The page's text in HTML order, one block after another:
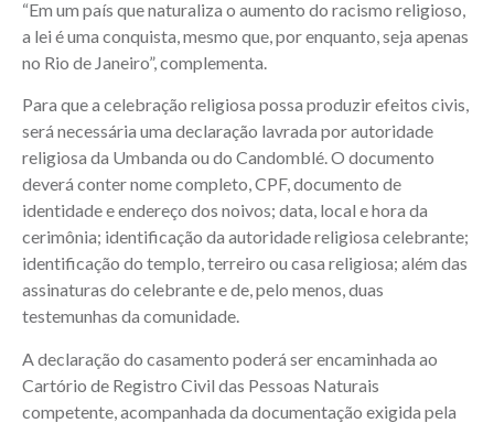
“Em um país que naturaliza o aumento do racismo religioso,
a lei é uma conquista, mesmo que, por enquanto, seja apenas
no Rio de Janeiro”, complementa.
Para que a celebração religiosa possa produzir efeitos civis,
será necessária uma declaração lavrada por autoridade
religiosa da Umbanda ou do Candomblé. O documento
deverá conter nome completo, CPF, documento de
identidade e endereço dos noivos; data, local e hora da
cerimônia; identificação da autoridade religiosa celebrante;
identificação do templo, terreiro ou casa religiosa; além das
assinaturas do celebrante e de, pelo menos, duas
testemunhas da comunidade.
A declaração do casamento poderá ser encaminhada ao
Cartório de Registro Civil das Pessoas Naturais
competente, acompanhada da documentação exigida pela